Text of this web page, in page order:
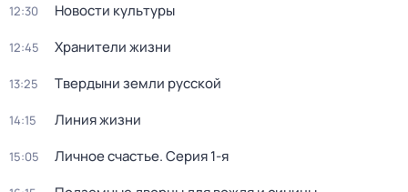
12:30 Новости культуры
12:45 Хранители жизни
13:25 Твердыни земли русской
14:15 Линия жизни
15:05 Личное счастье. Серия 1-я